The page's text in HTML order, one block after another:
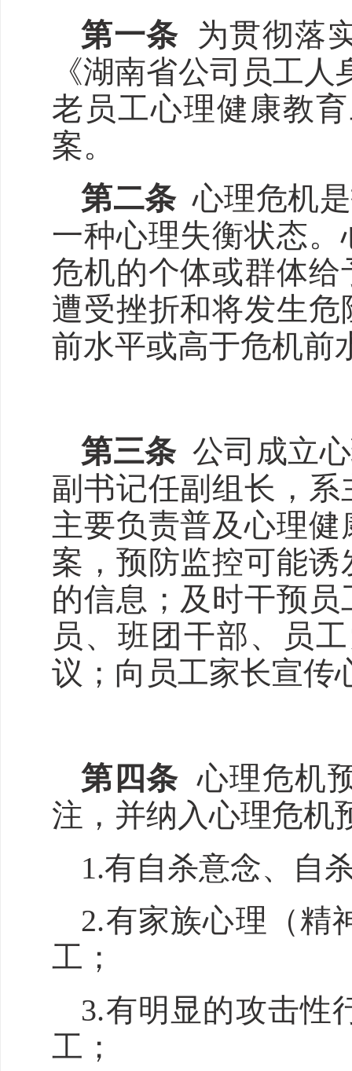
第一条 为贯彻落
《湖南省公司员工
老员工心理健康教
案。
第二条 心理危机
一种心理失衡状态
危机的个体或群体
遭受挫折和将发生
前水平或高于危机前
第三条 公司成立
副书记任副组长，
主要负责普及心理
案，预防监控可能
的信息；及时干预
员、班团干部、员
议；向员工家长宣传
第 四条 心理危机
注，并纳入心理危机
1.有自杀意念、自
2.有家族心理（精
工；
3.有明显的攻击性
工；